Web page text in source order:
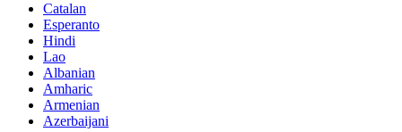
Catalan
Esperanto
Hindi
Lao
Albanian
Amharic
Armenian
Azerbaijani